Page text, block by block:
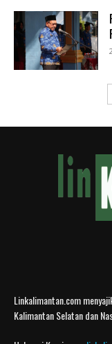
Linkalimantan.com
Kalimantan Selatan dan